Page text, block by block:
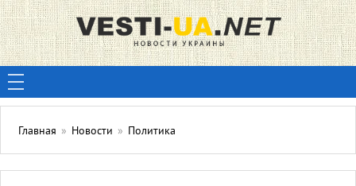
Главная » Новости » Политика